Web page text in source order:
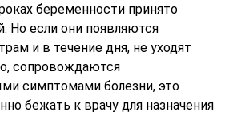
беременности принято
Но если они появляются
и в течение дня, не уходят
сопровождаются
симптомами болезни, это
бежать к врачу для назначения